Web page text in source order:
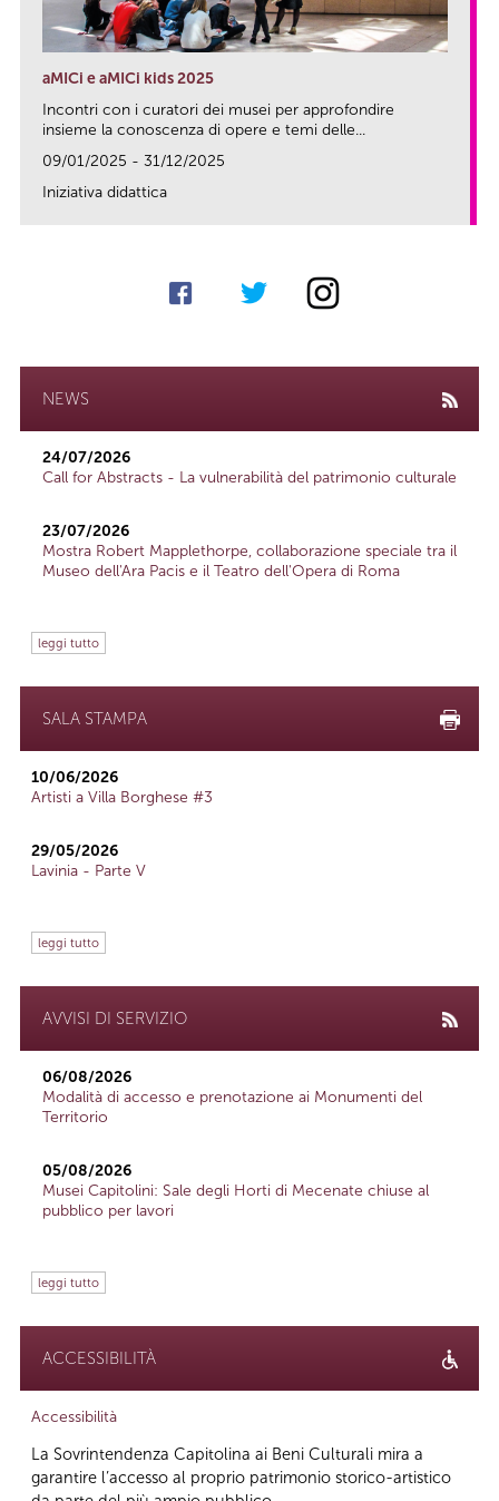
aMICi e aMICi kids 2025
Incontri con i curatori dei musei per approfondire
insieme la conoscenza di opere e temi delle...
09/01/2025 - 31/12/2025
Iniziativa didattica
NEWS
24/07/2026
Call for Abstracts - La vulnerabilità del patrimonio culturale
23/07/2026
Mostra Robert Mapplethorpe, collaborazione speciale tra il
Museo dell'Ara Pacis e il Teatro dell'Opera di Roma
leggi tutto
SALA STAMPA
10/06/2026
Artisti a Villa Borghese #3
29/05/2026
Lavinia - Parte V
leggi tutto
AVVISI DI SERVIZIO
06/08/2026
Modalità di accesso e prenotazione ai Monumenti del
Territorio
05/08/2026
Musei Capitolini: Sale degli Horti di Mecenate chiuse al
pubblico per lavori
leggi tutto
ACCESSIBILITÀ
Accessibilità
La Sovrintendenza Capitolina ai Beni Culturali mira a
garantire l’accesso al proprio patrimonio storico-artistico